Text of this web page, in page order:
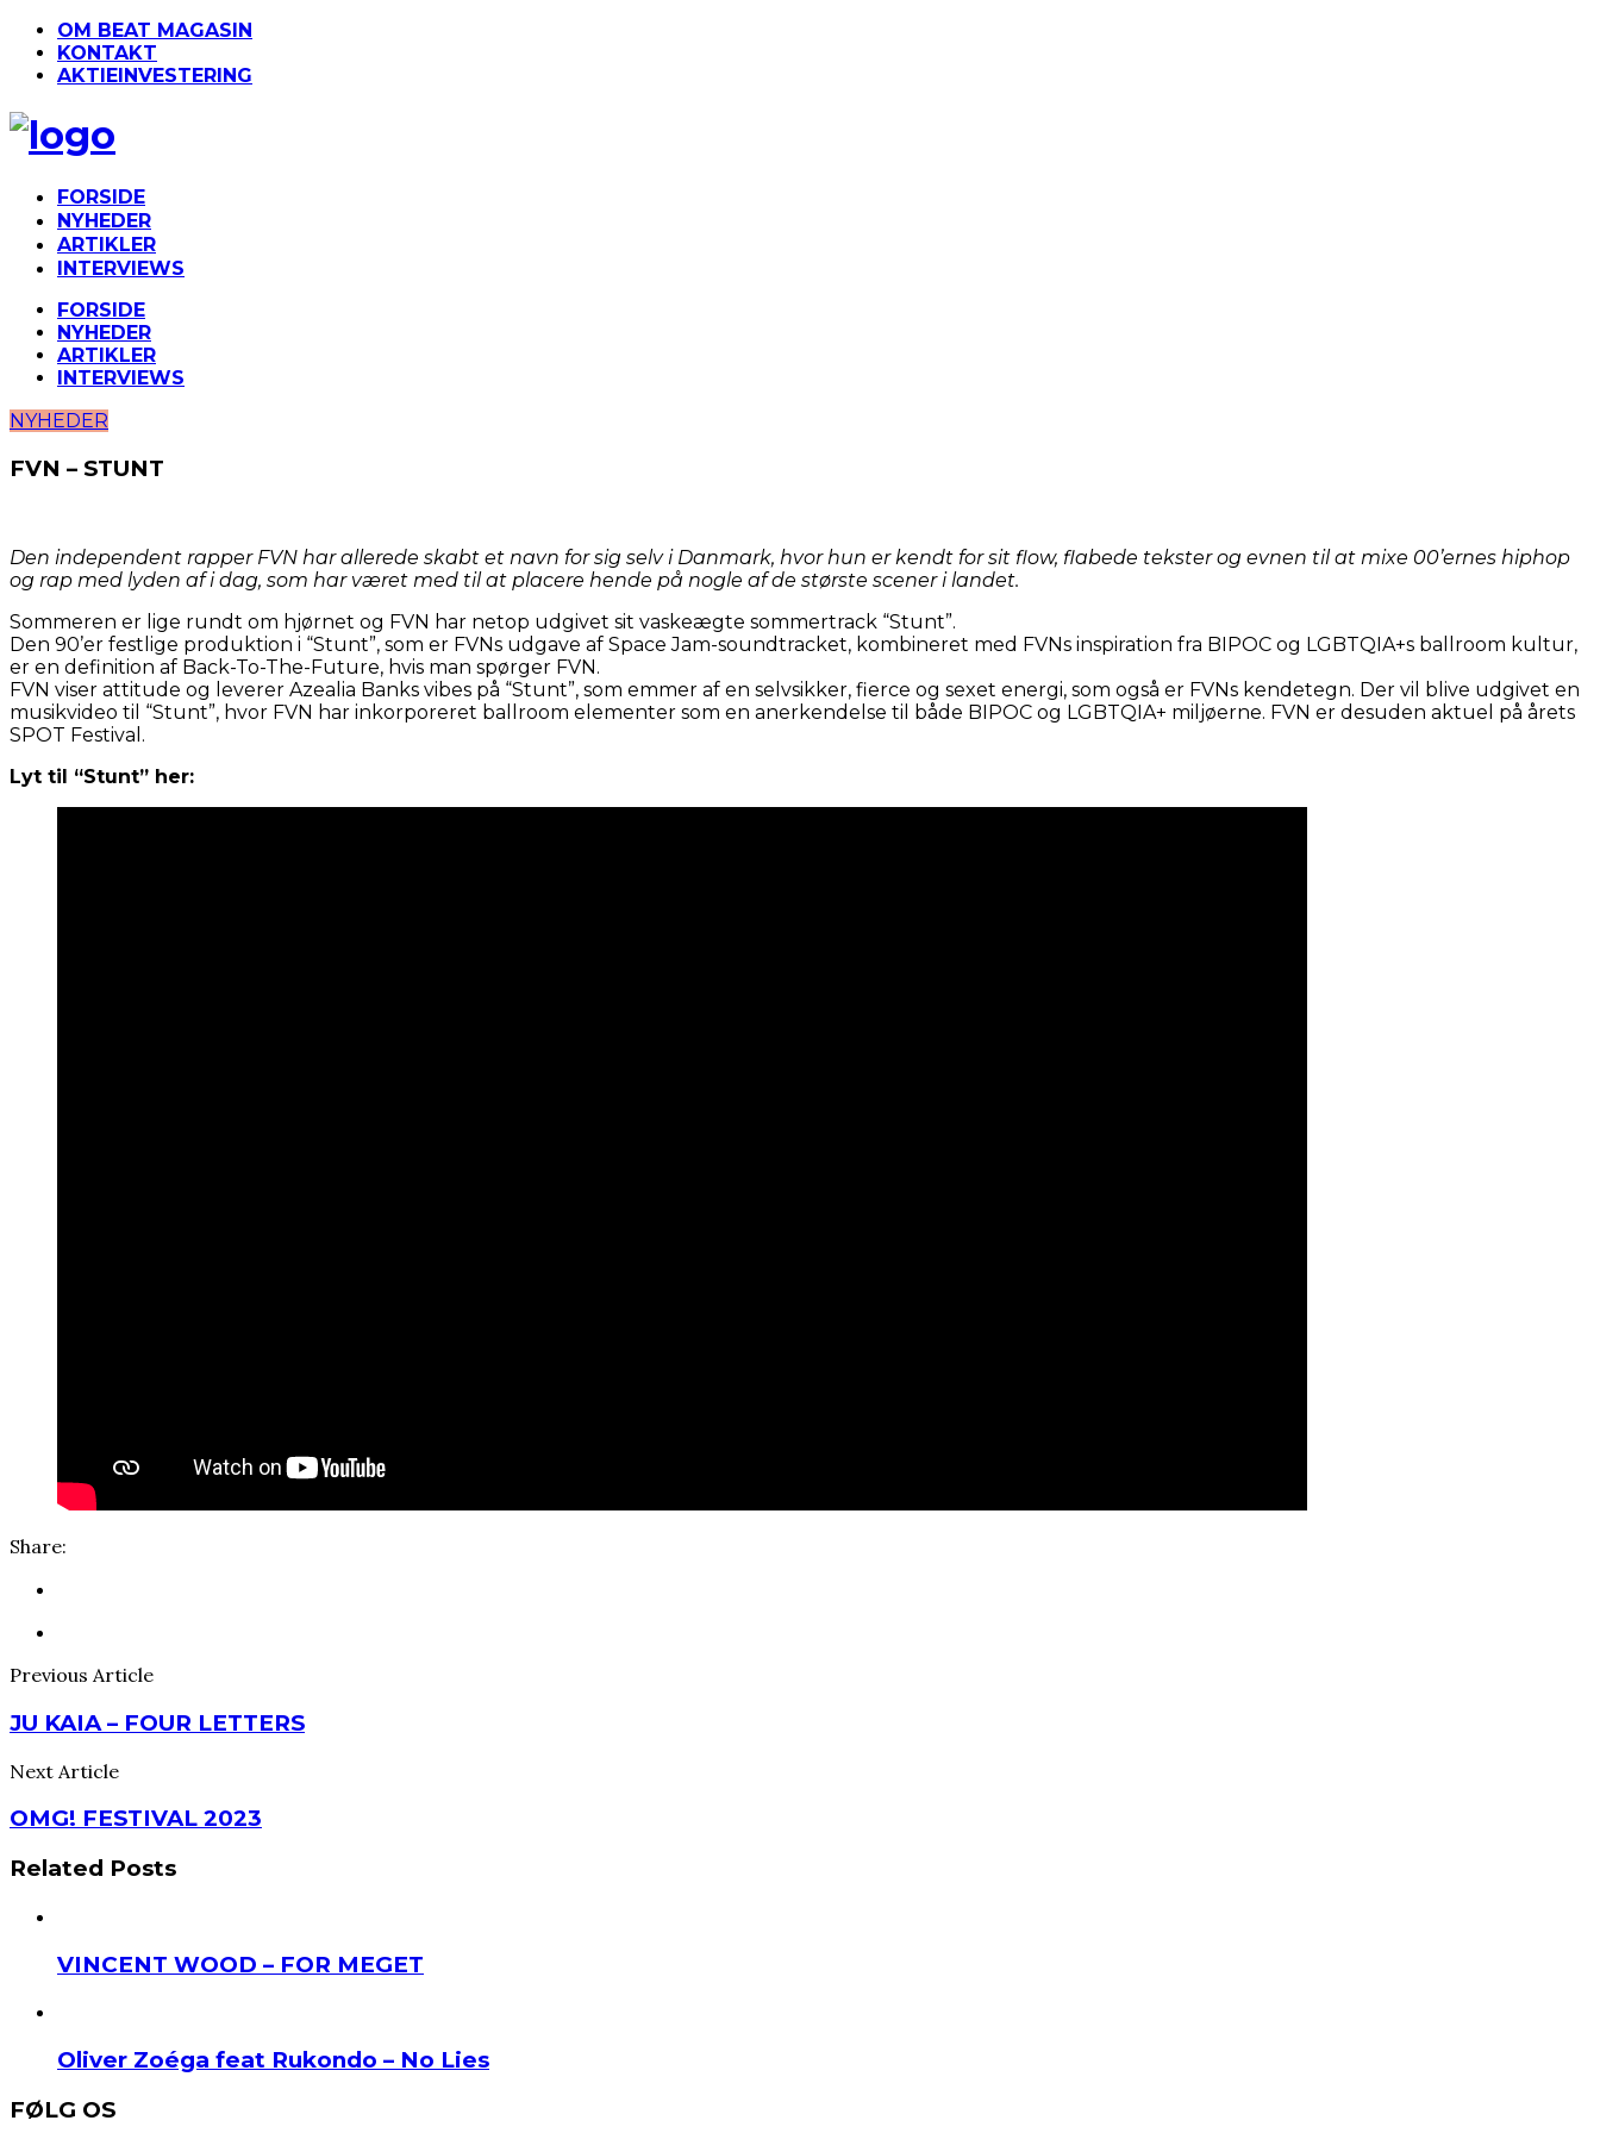
OM BEAT MAGASIN
KONTAKT
AKTIEINVESTERING
FORSIDE
NYHEDER
ARTIKLER
INTERVIEWS
FORSIDE
NYHEDER
ARTIKLER
INTERVIEWS
NYHEDER
FVN – STUNT
Den independent rapper FVN har allerede skabt et navn for sig selv i Danmark, hvor hun er kendt for sit flow, flabede tekster og evnen til at mixe 00’ernes hiphop
og rap med lyden af i dag, som har været med til at placere hende på nogle af de største scener i landet.
Sommeren er lige rundt om hjørnet og FVN har netop udgivet sit vaskeægte sommertrack “Stunt”.
Den 90’er festlige produktion i “Stunt”, som er FVNs udgave af Space Jam-soundtracket, kombineret med FVNs inspiration fra BIPOC og LGBTQIA+s ballroom kultur,
er en definition af Back-To-The-Future, hvis man spørger FVN.
FVN viser attitude og leverer Azealia Banks vibes på “Stunt”, som emmer af en selvsikker, fierce og sexet energi, som også er FVNs kendetegn. Der vil blive udgivet en
musikvideo til “Stunt”, hvor FVN har inkorporeret ballroom elementer som en anerkendelse til både BIPOC og LGBTQIA+ miljøerne. FVN er desuden aktuel på årets
SPOT Festival.
Lyt til “Stunt” her:
Share:
Previous Article
JU KAIA – FOUR LETTERS
Next Article
OMG! FESTIVAL 2023
Related Posts
VINCENT WOOD – FOR MEGET
Oliver Zoéga feat Rukondo – No Lies
FØLG OS